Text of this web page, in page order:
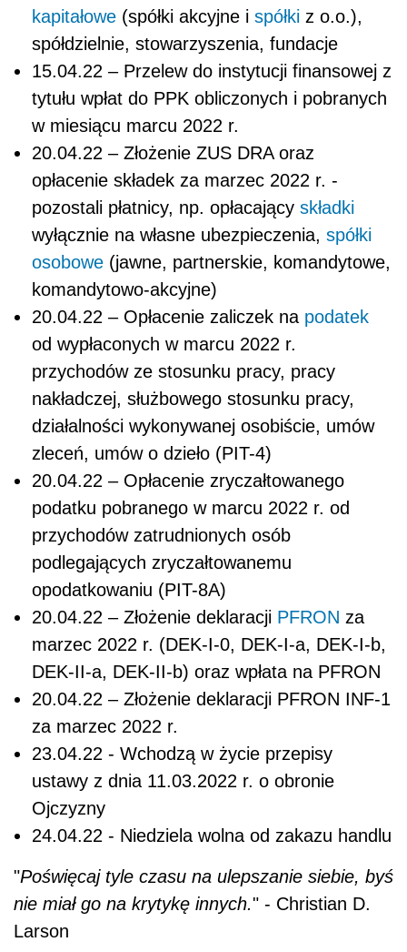
kapitałowe (spółki akcyjne i spółki z o.o.),
spółdzielnie, stowarzyszenia, fundacje
15.04.22 – Przelew do instytucji finansowej z
tytułu wpłat do PPK obliczonych i pobranych
w miesiącu marcu 2022 r.
20.04.22 – Złożenie ZUS DRA oraz
opłacenie składek za marzec 2022 r. -
pozostali płatnicy, np. opłacający składki
wyłącznie na własne ubezpieczenia, spółki
osobowe (jawne, partnerskie, komandytowe,
komandytowo-akcyjne)
20.04.22 – Opłacenie zaliczek na podatek
od wypłaconych w marcu 2022 r.
przychodów ze stosunku pracy, pracy
nakładczej, służbowego stosunku pracy,
działalności wykonywanej osobiście, umów
zleceń, umów o dzieło (PIT-4)
20.04.22 – Opłacenie zryczałtowanego
podatku pobranego w marcu 2022 r. od
przychodów zatrudnionych osób
podlegających zryczałtowanemu
opodatkowaniu (PIT-8A)
20.04.22 – Złożenie deklaracji PFRON za
marzec 2022 r. (DEK-I-0, DEK-I-a, DEK-I-b,
DEK-II-a, DEK-II-b) oraz wpłata na PFRON
20.04.22 – Złożenie deklaracji PFRON INF-1
za marzec 2022 r.
23.04.22 - Wchodzą w życie przepisy
ustawy z dnia 11.03.2022 r. o obronie
Ojczyzny
24.04.22 - Niedziela wolna od zakazu handlu
"Poświęcaj tyle czasu na ulepszanie siebie, byś
nie miał go na krytykę innych." - Christian D.
Larson